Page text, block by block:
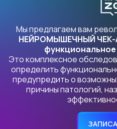
Продукты
Политика
предприниматель
Москва, Волгоградский пр-
306770000387024,
Мы предлагаем вам
НЕЙРОМЫШЕЧНЫЙ ЧЕК-
Это комплексное
определить
предупредить о
причины патологий,